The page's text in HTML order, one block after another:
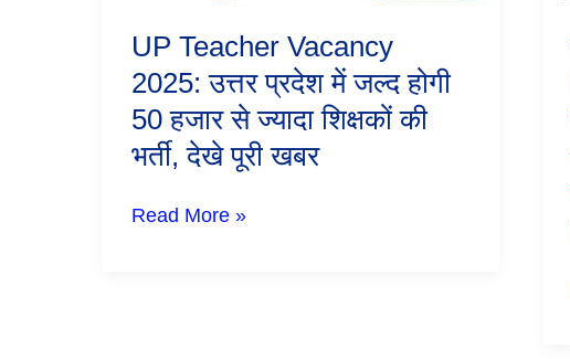
UP Teacher Vacancy
2025: उत्तर प्रदेश में जल्द होगी
50 हजार से ज्यादा शिक्षकों की
भर्ती, देखे पूरी खबर
ज्यादा
शिक्षकों
की
भर्ती,
पूरी
Read More »